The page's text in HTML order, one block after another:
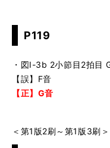
P119
・図I-3b 2小節目2拍目
【誤】F音
【正】G音
＜第1版2刷～第1版3刷＞